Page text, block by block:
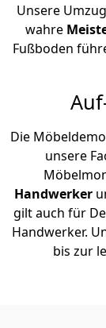
Unsere
wahre
Fußboden
Die
unsere
Handwerker
gilt auch für
Handwerker.
bis zur